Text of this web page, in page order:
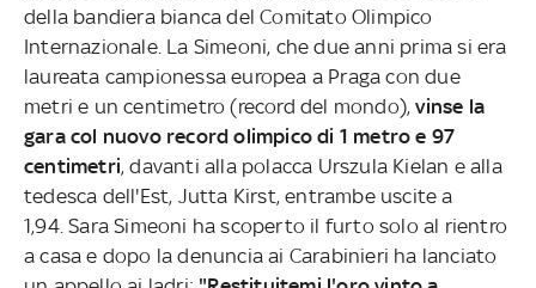
della bandiera bianca del Comitato Olimpico
Internazionale. La Simeoni, che due anni prima si era
laureata campionessa europea a Praga con due
metri e un centimetro (record del mondo),vinse la
gara col nuovo record olimpico di 1 metro e 97
centimetri, davanti alla polacca Urszula Kielan e alla
tedesca dell'Est, Jutta Kirst, entrambe uscite a
1,94. Sara Simeoni ha scoperto il furto solo al rientro
a casa e dopo la denuncia ai Carabinieri ha lanciato